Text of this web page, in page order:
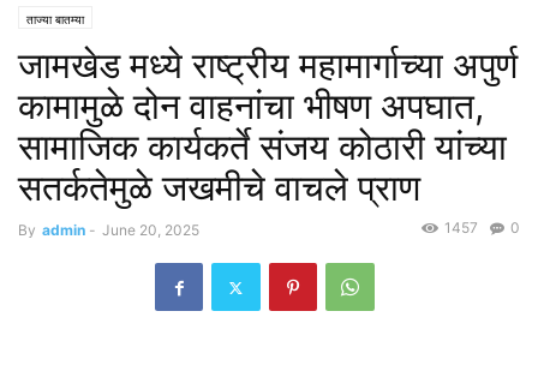
ताज्या बातम्या
जामखेड मध्ये राष्ट्रीय महामार्गाच्या अपुर्ण
कामामुळे दोन वाहनांचा भीषण अपघात,
सामाजिक कार्यकर्ते संजय कोठारी यांच्या
सतर्कतेमुळे जखमीचे वाचले प्राण
By admin - June 20, 2025 0
1457